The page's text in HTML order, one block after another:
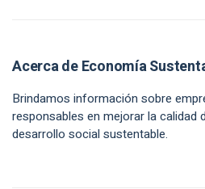
Acerca de Economía
Brindamos información sobre
responsables en mejorar la calidad
desarrollo social sustentable.